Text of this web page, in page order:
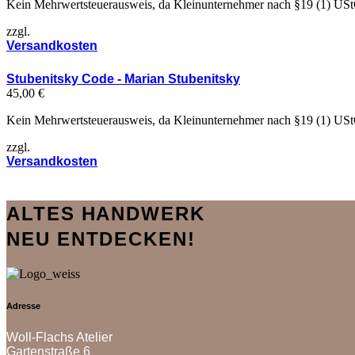
Kein Mehrwertsteuerausweis, da Kleinunternehmer nach §19 (1)
zzgl.
Versandkosten
Stubenitsky Code - Marian Stubenitsky
45,00 €
Kein Mehrwertsteuerausweis, da Kleinunternehmer nach §19 (1)
zzgl.
Versandkosten
ALTES HANDWERK
NEU ENTDECKEN!
Adresse
Woll-Flachs Atelier
Gartenstraße 6